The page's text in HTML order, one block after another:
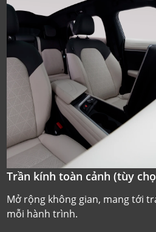
Trần kính toàn cảnh (tùy
Mở rộng không gian, mang tới
mỗi hành trình.